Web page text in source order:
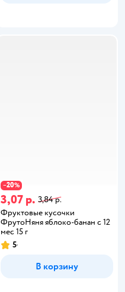
−20%
3,07 р. 3,84 р.
Фруктовые кусочки
ФрутоНяня яблоко-банан с 12
мес 15 г
5
В корзину